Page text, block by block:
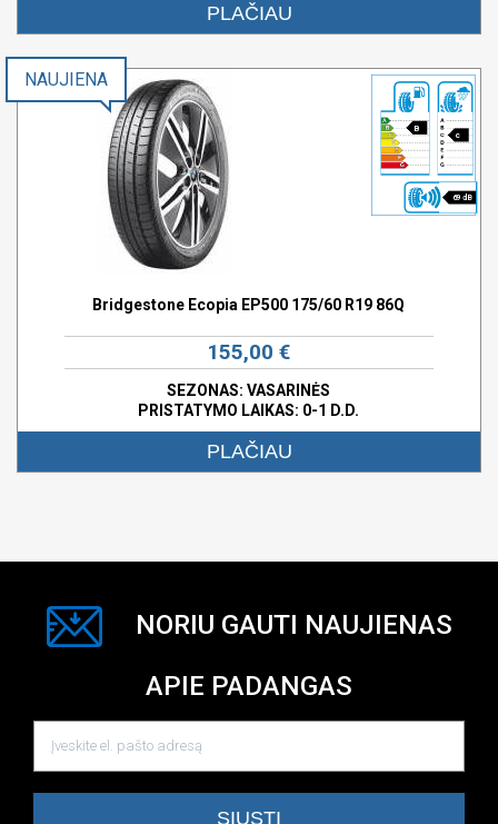
PLAČIAU
B
c
69 dB
NAUJIENA
Bridgestone Ecopia EP500 175/60 R19 86Q
155,00 €
SEZONAS: VASARINĖS
PRISTATYMO LAIKAS: 0-1 D.D.
PLAČIAU
NORIU GAUTI NAUJIENAS
APIE PADANGAS